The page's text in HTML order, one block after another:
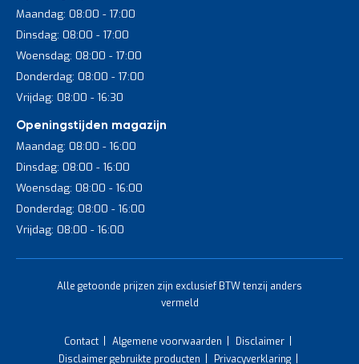
Maandag: 08:00 - 17:00
Dinsdag: 08:00 - 17:00
Woensdag: 08:00 - 17:00
Donderdag: 08:00 - 17:00
Vrijdag: 08:00 - 16:30
Openingstijden magazijn
Maandag: 08:00 - 16:00
Dinsdag: 08:00 - 16:00
Woensdag: 08:00 - 16:00
Donderdag: 08:00 - 16:00
Vrijdag: 08:00 - 16:00
Alle getoonde prijzen zijn exclusief BTW tenzij anders
vermeld
Contact Algemene voorwaarden
Disclaimer
Disclaimer gebruikte producten
Privacyverklaring